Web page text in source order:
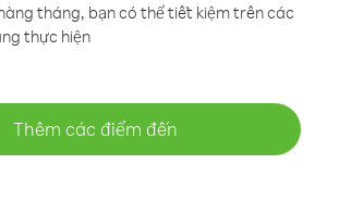
tháng, bạn có thể tiết kiệm trên các
thực hiện
Thêm các điểm đến